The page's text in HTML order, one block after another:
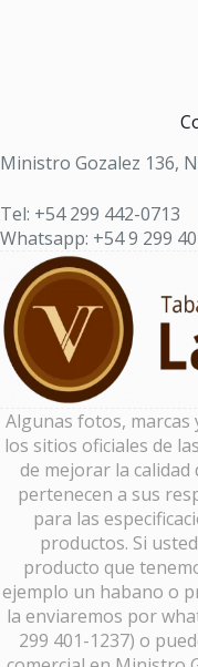
Ministro Gozalez 136,
Tel: +54 299 442-0713
Whatsapp: +54 9 299
Algunas fotos, marcas
los sitios oficiales de
de mejorar la
pertenecen a sus
para las
productos. Si
producto que
ejemplo un habano o
la enviaremos por
299 401-1237) o